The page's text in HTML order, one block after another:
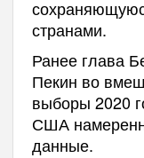
странами.
Ранее глава
Пекин во
выборы 2020
США
данные.